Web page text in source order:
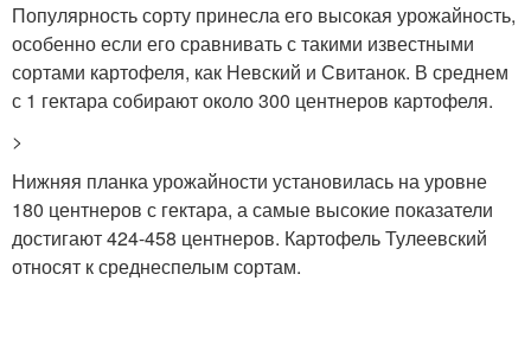
Популярность сорту принесла его высокая урожайность,
особенно если его сравнивать с такими известными
сортами картофеля, как Невский и Свитанок. В среднем
с 1 гектара собирают около 300 центнеров картофеля.
>
Нижняя планка урожайности установилась на уровне
180 центнеров с гектара, а самые высокие показатели
достигают 424-458 центнеров. Картофель Тулеевский
относят к среднеспелым сортам.